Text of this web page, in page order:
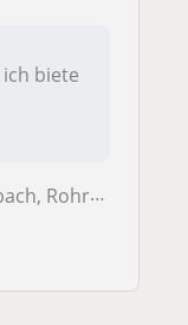
biete
Zell am...